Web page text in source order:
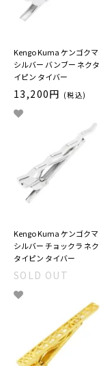
Kengo Kuma ケンゴクマ
シルバー バンブー ネクタ
イピン タイバー
13,200円 (税込)
Kengo Kuma ケンゴクマ
シルバー チョックラ ネク
タイピン タイバー
SOLD OUT